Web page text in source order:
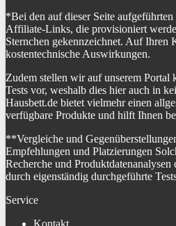
*Bei den auf dieser Seite
Affiliate-Links, die provisioniert
Sternchen gekennzeichnet. Auf Ihren
kostentechnische Auswirkungen.
Zudem stellen wir auf unserem Portal
Tests vor, weshalb dies hier auch in
Hausbett.de bietet vielmehr einen
verfügbare Produkte und hilft Ihnen
**Vergleiche und
Empfehlungen und Platzierungen
Recherche und
durch eigenständig durchgeführte
Service
Kontakt